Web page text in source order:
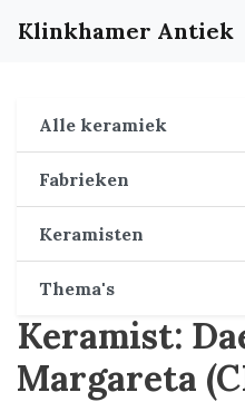
Klinkhamer Antiek
Alle keramiek
Fabrieken
Keramisten
Thema's
Keramist:
Margareta